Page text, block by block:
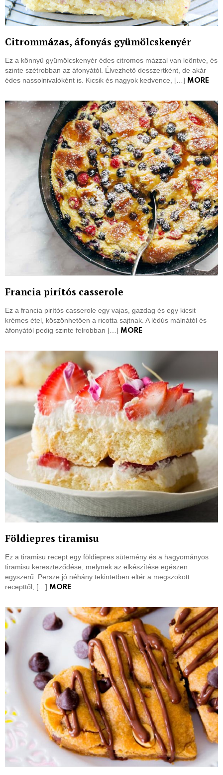
Citrommázas, áfonyás gyümölcskenyér
Ez a könnyű gyümölcskenyér édes citromos mázzal van leöntve, és
szinte szétrobban az áfonyától. Élvezhető desszertként, de akár
édes nassolnivalóként is. Kicsik és nagyok kedvence, […] MORE
Francia pirítós casserole
Ez a francia pirítós casserole egy vajas, gazdag és egy kicsit
krémes étel, köszönhetően a ricotta sajtnak. A lédús málnától és
áfonyától pedig szinte felrobban […] MORE
Földiepres tiramisu
Ez a tiramisu recept egy földiepres sütemény és a hagyományos
tiramisu kereszteződése, melynek az elkészítése egészen
egyszerű. Persze jó néhány tekintetben eltér a megszokott
recepttől, […] MORE